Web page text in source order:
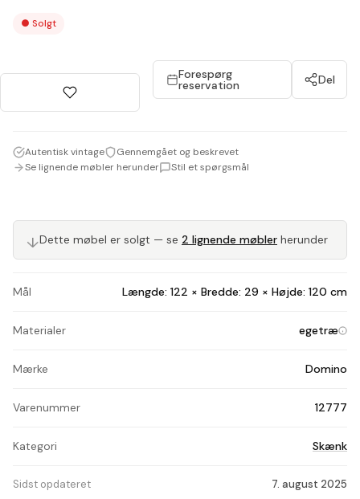
Mål Længde: 122 × Bredde: 29 × Højde: 120 cm
Materialer egetræ
Mærke Domino
Varenummer 12777
Kategori Skænk
Sidst opdateret 7. august 2025
● Solgt
Forespørg
reservation Del
Autentisk vintage
Gennemgået og beskrevet
Se lignende møbler herunder
Stil et spørgsmål
↓Dette møbel er solgt — se 2 lignende møbler herunder